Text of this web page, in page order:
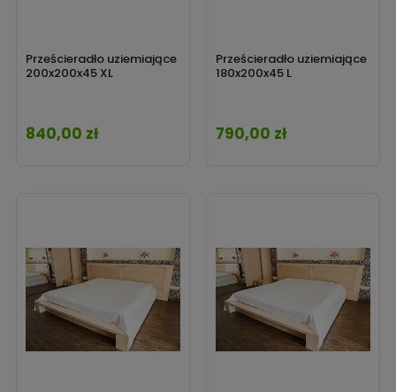
Prześcieradło uziemiające
200x200x45 XL
Cena
840,00 zł
Prześcieradło uziemiające
180x200x45 L
Cena
790,00 zł